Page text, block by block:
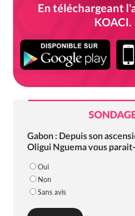
En téléchargeant
KOACI.
Gabon : Depuis son
Oligui Nguema vous
Oui
Non
Sans avis